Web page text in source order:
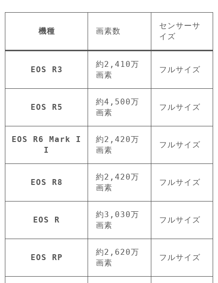
機種 画素数
センサーサ
イズ
EOS R3
約2,410万
画素
フルサイズ
EOS R5
約4,500万
画素
フルサイズ
EOS R6 Mark I
I
約2,420万
画素
フルサイズ
EOS R8
約2,420万
画素
フルサイズ
EOS R
約3,030万
画素
フルサイズ
EOS RP
約2,620万
画素
フルサイズ